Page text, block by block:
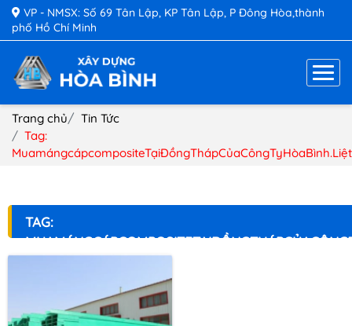
VP - NMSX: Số 69 Tân Lập, KP Tân Lập, P Đông Hòa,thành
phố Hồ Chí Minh
Trang chủ
Tin Tức
Tag:
TAG: